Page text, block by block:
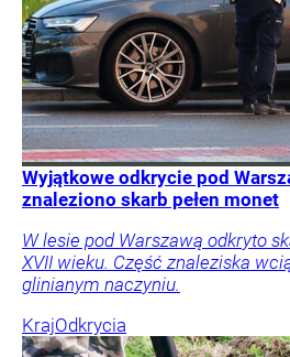
Wyjątkowe odkrycie pod
znaleziono skarb pełen monet
W lesie pod Warszawą odkryto
XVII wieku. Część znaleziska
glinianym naczyniu.
KrajOdkrycia